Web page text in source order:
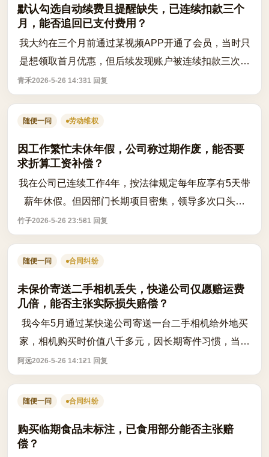
默认勾选自动续费且提醒缺失，已连续扣款三个
月，能否追回已支付费用？
我大约在三个月前通过某视频APP开通了会员，当时只
是想领取首月优惠，但后续发现账户被连续扣款三次，
每次扣款前均未收到清晰提醒。事后查看开通页面，发
现‘自动续费’选项字体极小，且默认已...
青禾2026-5-26 14:331 回复
随便一问 劳动维权
因工作繁忙未休年假，公司称过期作废，能否要
求折算工资补偿？
我在公司已连续工作4年，按法律规定每年应享有5天带
薪年休假。但因部门长期项目密集，领导多次口头承
诺‘等项目结束就安排休假’，结果一直未能实际休假。
去年年底，HR突然通知我去年未休的年假...
竹子2026-5-26 23:581 回复
随便一问 合同纠纷
未保价寄送二手相机丢失，快递公司仅愿赔运费
几倍，能否主张实际损失赔偿？
我今年5月通过某快递公司寄送一台二手相机给外地买
家，相机购买时价值八千多元，因长期寄件习惯，当时
未选择保价服务。包裹在中转站出现物流异常，持续多
日无法追踪，后联系客服确认已丢失。快...
阿远2026-5-26 14:121 回复
随便一问 合同纠纷
购买临期食品未标注，已食用部分能否主张赔
偿？